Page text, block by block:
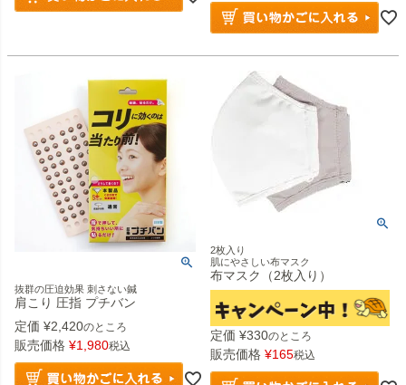
抜群の圧迫効果 刺さない鍼
肩こり 圧指 プチバン
定価 ¥2,420のところ
販売価格 ¥1,980税込
2枚入り
肌にやさしい布マスク
布マスク（2枚入り）
定価 ¥330のところ
販売価格 ¥165税込